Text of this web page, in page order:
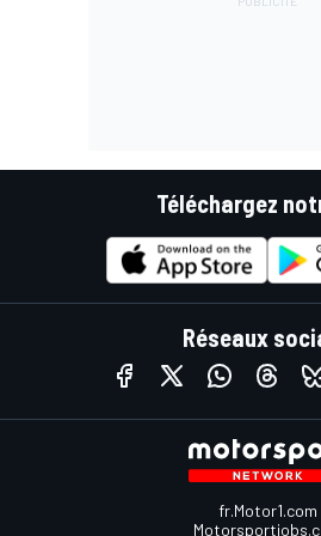
Téléchargez
Réseaux
fr.Motor1.com